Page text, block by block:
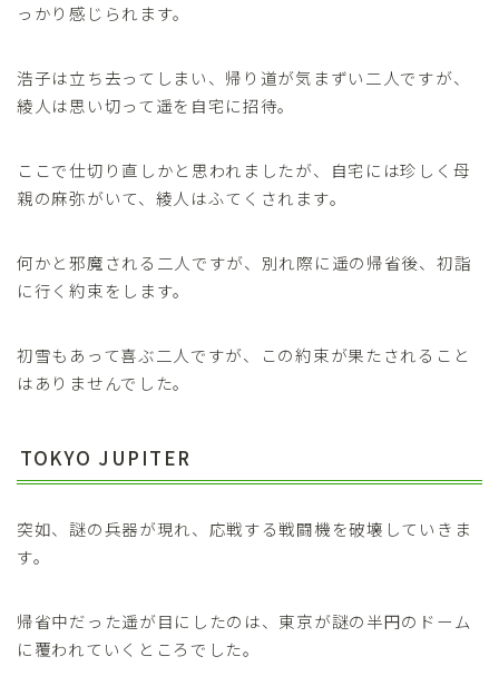
っかり感じられます。
浩子は立ち去ってしまい、帰り道が気まずい二人ですが、
綾人は思い切って遥を自宅に招待。
ここで仕切り直しかと思われましたが、自宅には珍しく母
親の麻弥がいて、綾人はふてくされます。
何かと邪魔される二人ですが、別れ際に遥の帰省後、初詣
に行く約束をします。
初雪もあって喜ぶ二人ですが、この約束が果たされること
はありませんでした。
TOKYO JUPITER
突如、謎の兵器が現れ、応戦する戦闘機を破壊していきま
す。
帰省中だった遥が目にしたのは、東京が謎の半円のドーム
に覆われていくところでした。